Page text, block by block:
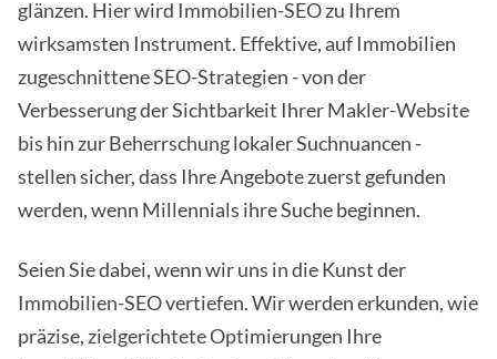
glänzen. Hier wird Immobilien-SEO zu Ihrem
wirksamsten Instrument. Effektive, auf Immobilien
zugeschnittene SEO-Strategien - von der
Verbesserung der Sichtbarkeit Ihrer Makler-Website
bis hin zur Beherrschung lokaler Suchnuancen -
stellen sicher, dass Ihre Angebote zuerst gefunden
werden, wenn Millennials ihre Suche beginnen.
Seien Sie dabei, wenn wir uns in die Kunst der
Immobilien-SEO vertiefen. Wir werden erkunden, wie
präzise, zielgerichtete Optimierungen Ihre